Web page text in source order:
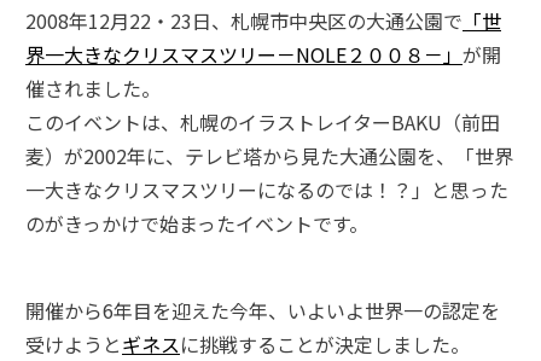
2008年12月22・23日、札幌市中央区の大通公園で 「世
界一大きなクリスマスツリー－NOLE２００８－」 が開
催されました。
このイベントは、札幌のイラストレイターBAKU（前田
麦）が2002年に、テレビ塔から見た大通公園を、「世界
一大きなクリスマスツリーになるのでは！？」と思った
のがきっかけで始まったイベントです。
開催から6年目を迎えた今年、いよいよ世界一の認定を
受けようとギネスに挑戦することが決定しました。